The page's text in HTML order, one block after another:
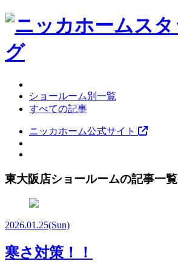
ショールーム別一覧
すべての記事
ニッカホーム公式サイト
東大阪店ショールームの記事一覧
2026.01.25(Sun)
寒さ対策！！